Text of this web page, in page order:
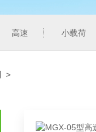
高速 小载荷
>